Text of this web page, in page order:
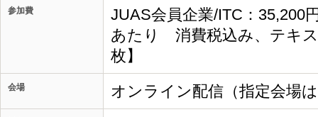
参加費
JUAS会員企業/ITC：35,200
あたり 消費税込み、テキ
枚】
会場 オンライン配信（指定会場